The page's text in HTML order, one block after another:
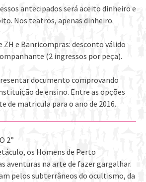
antecipados será aceito dinheiro e
Nos teatros, apenas dinheiro.
ZH e Banricompras: desconto válido
(2 ingressos por peça).
documento comprovando
de ensino. Entre as opções
de matricula para o ano de 2016.
2”
os Homens de Perto
aventuras na arte de fazer gargalhar.
pelos subterrâneos do ocultismo, da